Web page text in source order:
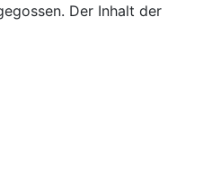
Der Inhalt der